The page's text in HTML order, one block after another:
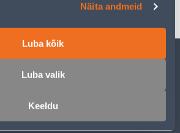
Näita andmeid
Luba kõik
Luba valik
Keeldu
КЛИЕНТОВ